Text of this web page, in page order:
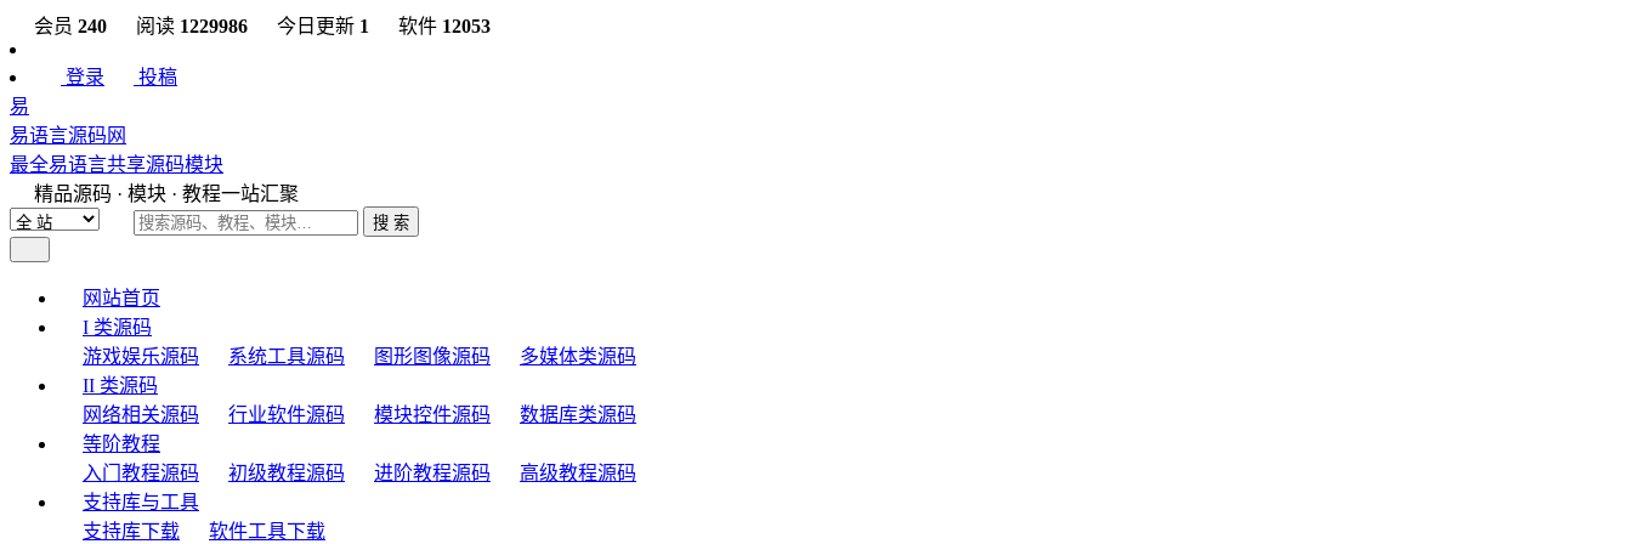
会员 240 阅读 1229986 今日更新 1 软件 12053
登录
投稿
易
易语言源码网
最全易语言共享源码模块
精品源码 · 模块 · 教程一站汇聚
搜 索
网站首页
I 类源码
游戏娱乐源码
系统工具源码 图形图像源码
多媒体类源码
II 类源码
网络相关源码
行业软件源码 模块控件源码
数据库类源码
等阶教程
入门教程源码
初级教程源码 进阶教程源码
高级教程源码
支持库与工具
支持库下载
软件工具下载